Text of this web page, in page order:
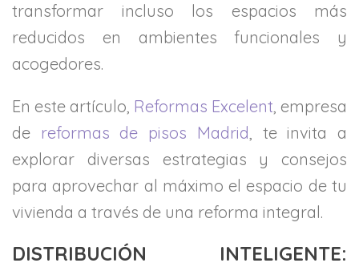
transformar incluso los espacios más
reducidos en ambientes funcionales y
acogedores.
En este artículo, Reformas Excelent, empresa
de reformas de pisos Madrid, te invita a
explorar diversas estrategias y consejos
para aprovechar al máximo el espacio de tu
vivienda a través de una reforma integral.
DISTRIBUCIÓN INTELIGENTE: